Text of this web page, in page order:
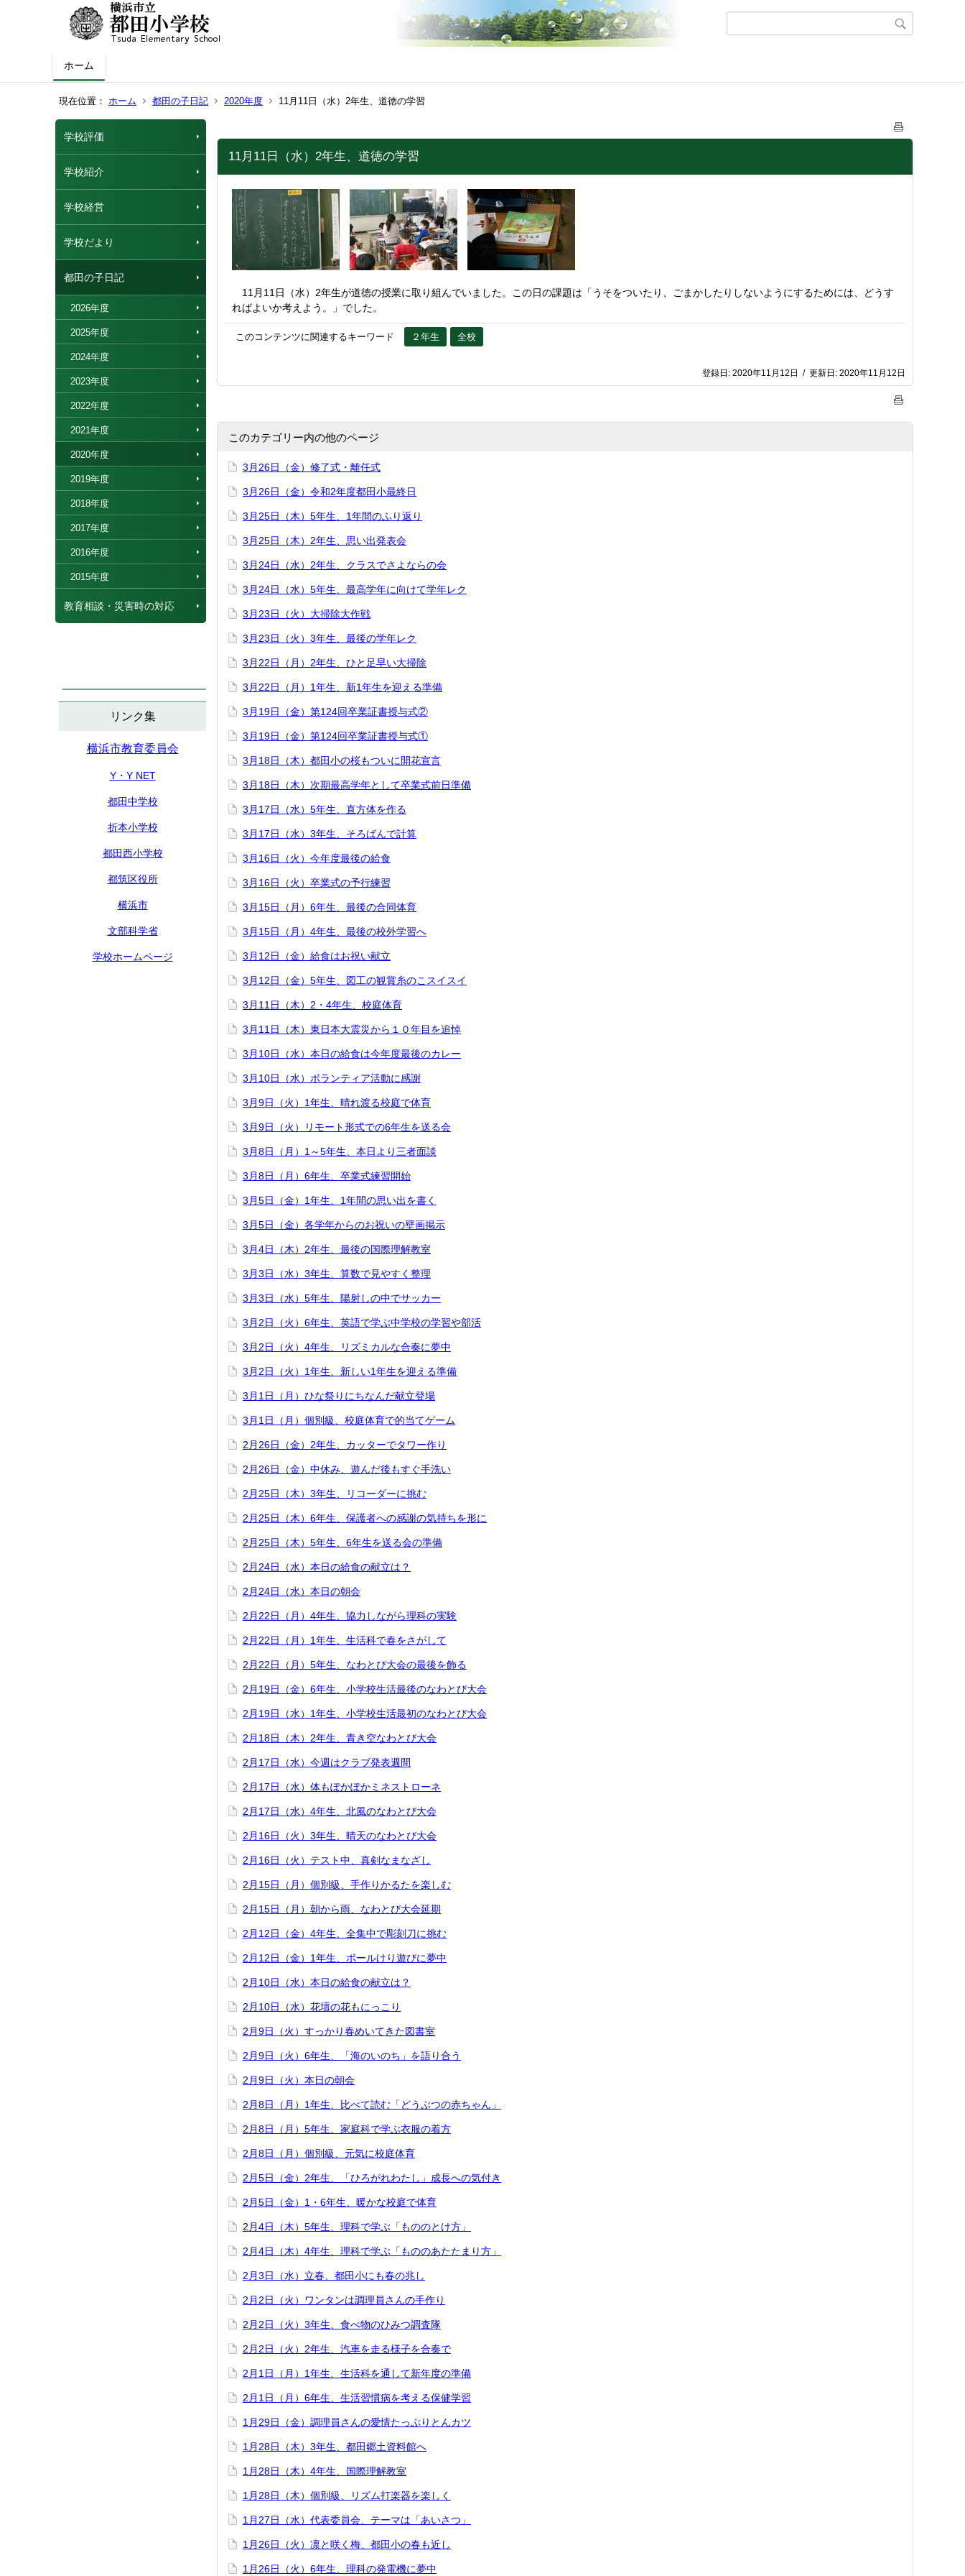
ホーム
現在位置： ホーム 都田の子日記 2020年度 11月11日（水）2年生、道徳の学習
学校評価
学校紹介
学校経営
学校だより
都田の子日記
2026年度
2025年度
2024年度
2023年度
2022年度
2021年度
2020年度
2019年度
2018年度
2017年度
2016年度
2015年度
教育相談・災害時の対応
リンク集
横浜市教育委員会
Y・Y NET
都田中学校
折本小学校
都田西小学校
都筑区役所
横浜市
文部科学省
学校ホームページ
11月11日（水）2年生、道徳の学習
11月11日（水）2年生が道徳の授業に取り組んでいました。この日の課題は「うそをついたり、ごまかしたりしないようにするためには、どうす
ればよいか考えよう。」でした。
このコンテンツに関連するキーワード ２年生 全校
登録日: 2020年11月12日 / 更新日: 2020年11月12日
このカテゴリー内の他のページ
3月26日（金）修了式・離任式
3月26日（金）令和2年度都田小最終日
3月25日（木）5年生、1年間のふり返り
3月25日（木）2年生、思い出発表会
3月24日（水）2年生、クラスでさよならの会
3月24日（水）5年生、最高学年に向けて学年レク
3月23日（火）大掃除大作戦
3月23日（火）3年生、最後の学年レク
3月22日（月）2年生、ひと足早い大掃除
3月22日（月）1年生、新1年生を迎える準備
3月19日（金）第124回卒業証書授与式②
3月19日（金）第124回卒業証書授与式①
3月18日（木）都田小の桜もついに開花宣言
3月18日（木）次期最高学年として卒業式前日準備
3月17日（水）5年生、直方体を作る
3月17日（水）3年生、そろばんで計算
3月16日（火）今年度最後の給食
3月16日（火）卒業式の予行練習
3月15日（月）6年生、最後の合同体育
3月15日（月）4年生、最後の校外学習へ
3月12日（金）給食はお祝い献立
3月12日（金）5年生、図工の観賞糸のこスイスイ
3月11日（木）2・4年生、校庭体育
3月11日（木）東日本大震災から１０年目を追悼
3月10日（水）本日の給食は今年度最後のカレー
3月10日（水）ボランティア活動に感謝
3月9日（火）1年生、晴れ渡る校庭で体育
3月9日（火）リモート形式での6年生を送る会
3月8日（月）1～5年生、本日より三者面談
3月8日（月）6年生、卒業式練習開始
3月5日（金）1年生、1年間の思い出を書く
3月5日（金）各学年からのお祝いの壁画掲示
3月4日（木）2年生、最後の国際理解教室
3月3日（水）3年生、算数で見やすく整理
3月3日（水）5年生、陽射しの中でサッカー
3月2日（火）6年生、英語で学ぶ中学校の学習や部活
3月2日（火）4年生、リズミカルな合奏に夢中
3月2日（火）1年生、新しい1年生を迎える準備
3月1日（月）ひな祭りにちなんだ献立登場
3月1日（月）個別級、校庭体育で的当てゲーム
2月26日（金）2年生、カッターでタワー作り
2月26日（金）中休み、遊んだ後もすぐ手洗い
2月25日（木）3年生、リコーダーに挑む
2月25日（木）6年生、保護者への感謝の気持ちを形に
2月25日（木）5年生、6年生を送る会の準備
2月24日（水）本日の給食の献立は？
2月24日（水）本日の朝会
2月22日（月）4年生、協力しながら理科の実験
2月22日（月）1年生、生活科で春をさがして
2月22日（月）5年生、なわとび大会の最後を飾る
2月19日（金）6年生、小学校生活最後のなわとび大会
2月19日（水）1年生、小学校生活最初のなわとび大会
2月18日（木）2年生、青き空なわとび大会
2月17日（水）今週はクラブ発表週間
2月17日（水）体もぽかぽかミネストローネ
2月17日（水）4年生、北風のなわとび大会
2月16日（火）3年生、晴天のなわとび大会
2月16日（火）テスト中、真剣なまなざし
2月15日（月）個別級、手作りかるたを楽しむ
2月15日（月）朝から雨、なわとび大会延期
2月12日（金）4年生、全集中で彫刻刀に挑む
2月12日（金）1年生、ボールけり遊びに夢中
2月10日（水）本日の給食の献立は？
2月10日（水）花壇の花もにっこり
2月9日（火）すっかり春めいてきた図書室
2月9日（火）6年生、「海のいのち」を語り合う
2月9日（火）本日の朝会
2月8日（月）1年生、比べて読む「どうぶつの赤ちゃん」
2月8日（月）5年生、家庭科で学ぶ衣服の着方
2月8日（月）個別級、元気に校庭体育
2月5日（金）2年生、「ひろがれわたし」成長への気付き
2月5日（金）1・6年生、暖かな校庭で体育
2月4日（木）5年生、理科で学ぶ「もののとけ方」
2月4日（木）4年生、理科で学ぶ「もののあたたまり方」
2月3日（水）立春、都田小にも春の兆し
2月2日（火）ワンタンは調理員さんの手作り
2月2日（火）3年生、食べ物のひみつ調査隊
2月2日（火）2年生、汽車を走る様子を合奏で
2月1日（月）1年生、生活科を通して新年度の準備
2月1日（月）6年生、生活習慣病を考える保健学習
1月29日（金）調理員さんの愛情たっぷりとんカツ
1月28日（木）3年生、都田郷土資料館へ
1月28日（木）4年生、国際理解教室
1月28日（木）個別級、リズム打楽器を楽しく
1月27日（水）代表委員会、テーマは「あいさつ」
1月26日（火）凛と咲く梅、都田小の春も近し
1月26日（火）6年生、理科の発電機に夢中